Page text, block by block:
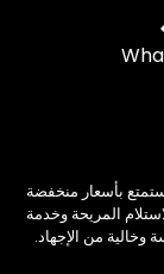
بأسعار منخفضة
المريحة وخدمة
وخالية من الإجهاد.